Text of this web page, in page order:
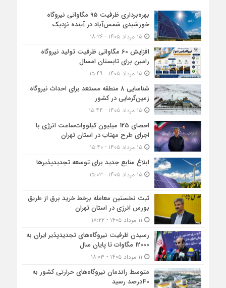
بهره‌برداری ظرفیت 95 مگاواتی نیروگاه
خورشیدی شمس‌آباد در آینده نزدیک
۱۵ مرداد ۱۴۰۵ - ۱۸:۲۶
افزایش 60 مگاواتی ظرفیت تولید نیروگاه
رامین برای تابستان امسال
۱۵ مرداد ۱۴۰۵ - ۱۵:۴۹
شناسایی 8 منطقه مستعد برای احداث نیروگاه
زمین‌گرمایی در کشور
۱۵ مرداد ۱۴۰۵ - ۱۵:۴۴
احصای 125 میلیون کیلووات‌ساعت انرژی با
اجرای طرح مهتاب در استان تهران
۱۵ مرداد ۱۴۰۵ - ۱۵:۴۰
ابلاغ منابع جدید برای توسعه تجدیدپذیرها
۱۵ مرداد ۱۴۰۵ - ۱۵:۰۳
ثبت نخستین معامله برخط خرید برق از طریق
بورس انرژی در استان تهران
رسیدن ظرفیت نیروگاه‌های تجدیدپذیر ایران به
12000 مگاوات تا پایان سال
متوسط راندمان نیروگاه‌های حرارتی کشور به
40درصد رسید